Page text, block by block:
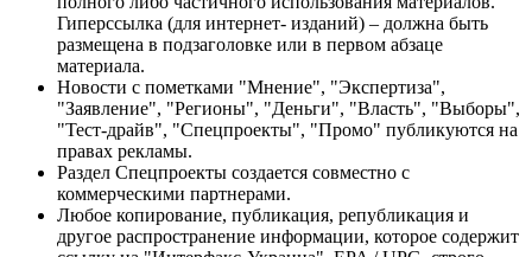
Гиперссылка (для интернет- изданий) – должна быть
размещена в подзаголовке или в первом абзаце
материала.
Новости с пометками "Мнение", "Экспертиза",
"Заявление", "Регионы", "Деньги", "Власть", "Выборы",
"Тест-драйв", "Спецпроекты", "Промо" публикуются на
правах рекламы.
Раздел Спецпроекты создается совместно с
коммерческими партнерами.
Любое копирование, публикация, републикация и
другое распространение информации, которое содержит